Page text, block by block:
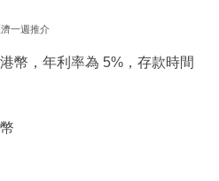
一週推介
幣，年利率為 5%，存款時間